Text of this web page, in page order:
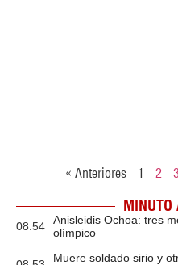
« Anteriores 1 2
MINUTO
08:54
Anisleidis Ochoa: tres
olímpico
Muere soldado sirio y